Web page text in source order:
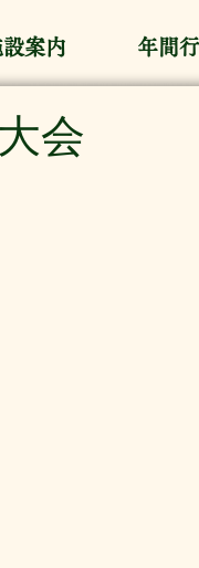
設案内 年間
会